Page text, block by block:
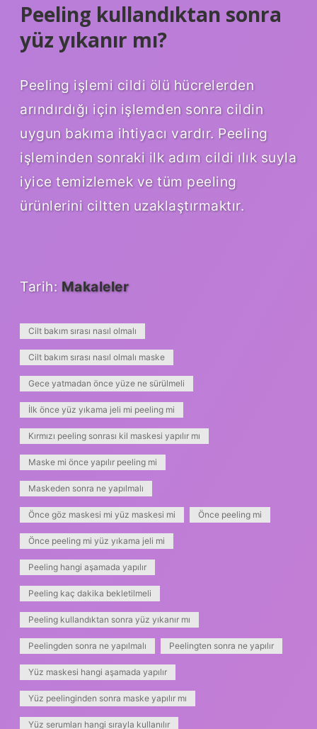
Peeling kullandıktan sonra
yüz yıkanır mı?
Peeling işlemi cildi ölü hücrelerden
arındırdığı için işlemden sonra cildin
uygun bakıma ihtiyacı vardır. Peeling
işleminden sonraki ilk adım cildi ılık suyla
iyice temizlemek ve tüm peeling
ürünlerini ciltten uzaklaştırmaktır.
Tarih: Makaleler
Cilt bakım sırası nasıl olmalı
Cilt bakım sırası nasıl olmalı maske
Gece yatmadan önce yüze ne sürülmeli
İlk önce yüz yıkama jeli mi peeling mi
Kırmızı peeling sonrası kil maskesi yapılır mı
Maske mi önce yapılır peeling mi
Maskeden sonra ne yapılmalı
Önce göz maskesi mi yüz maskesi mi Önce peeling mi
Önce peeling mi yüz yıkama jeli mi
Peeling hangi aşamada yapılır
Peeling kaç dakika bekletilmeli
Peeling kullandıktan sonra yüz yıkanır mı
Peelingden sonra ne yapılmalı Peelingten sonra ne yapılır
Yüz maskesi hangi aşamada yapılır
Yüz peelinginden sonra maske yapılır mı
Yüz serumları hangi sırayla kullanılır